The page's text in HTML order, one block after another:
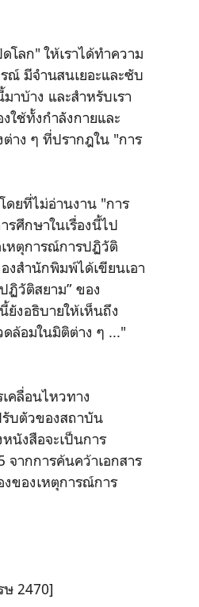
โลก" ให้เราได้ทำความ
ณ์ มีจำนสนเยอะและซับ
บ้าง และสำหรับเรา
ใช้ทั้งกำลังกายและ
ต่าง ๆ ที่ปรากฎใน "การ
ดยที่ไม่อ่านงาน "การ
ศึกษาในเรื่องนี้ไป
หตุการณ์การปฏิวัติ
งสำนักพิมพ์ได้เขียนเอา
ฏิวัติสยาม” ของ
งอธิบายให้เห็นถึง
ล้อมในมิติต่าง ๆ ..."
คลื่อนไหวทาง
บตัวของสถาบัน
นังสือจะเป็นการ
ากการค้นคว้าเอกสาร
ของเหตุการณ์การ
2470]